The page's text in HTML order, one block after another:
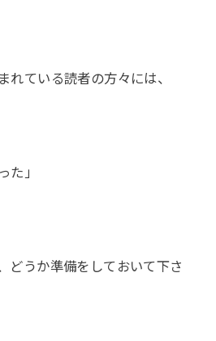
れている読者の方々には、
た」
どうか準備をしておいて下さ